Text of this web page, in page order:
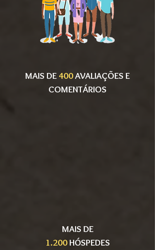
MAIS DE 400AVALIAÇÕES E
COMENTÁRIOS
MAIS DE
1.200 HÓSPEDES